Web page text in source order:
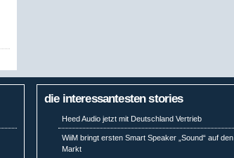
die interessantesten stories
Heed Audio jetzt mit Deutschland Vertrieb
WiiM bringt ersten Smart Speaker „Sound“ auf den
Markt